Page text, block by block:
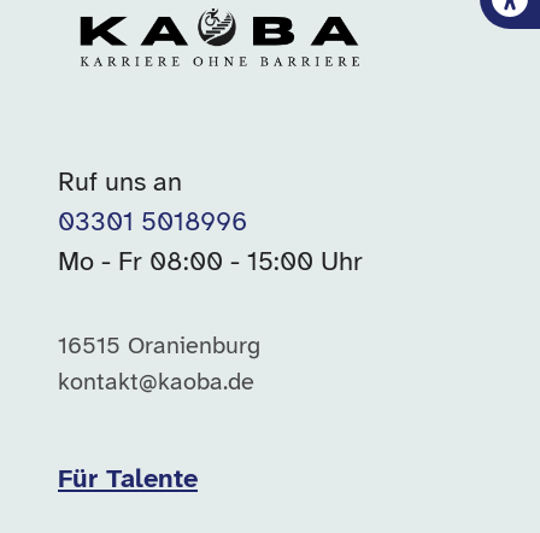
Ruf uns an
03301 5018996
Mo - Fr 08:00 - 15:00 Uhr
16515 Oranienburg
kontakt@kaoba.de
Für Talente